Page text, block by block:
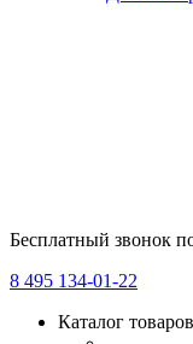
Бесплатный звонок
8 495 134-01-22
Каталог товаров